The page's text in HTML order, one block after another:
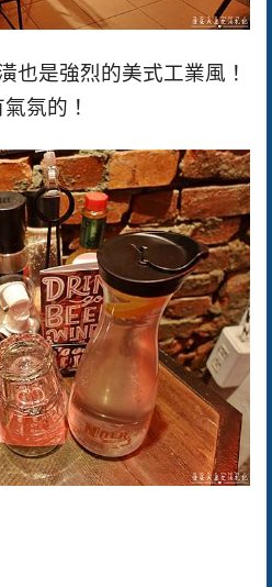
也是強烈的美式工業風！
氛的！